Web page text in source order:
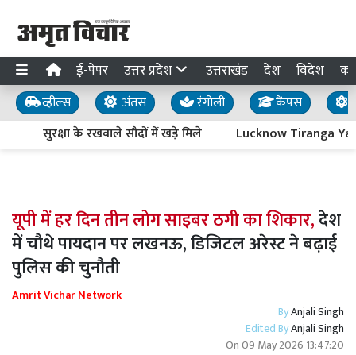
ई-पेपर उत्तर प्रदेश उत्तराखंड देश विदेश
व्हील्स अंतस रंगोली कैंपस
सुरक्षा के रखवाले सौदों में खड़े मिले
Lucknow Tiranga
यूपी में हर दिन तीन लोग साइबर ठगी का शिकार,देश
में चौथे पायदान पर लखनऊ, डिजिटल अरेस्ट ने बढ़ाई
पुलिस की चुनौती
Amrit Vichar Network
ByAnjali Singh
Edited ByAnjali Singh
On09 May 2026 13:47:20